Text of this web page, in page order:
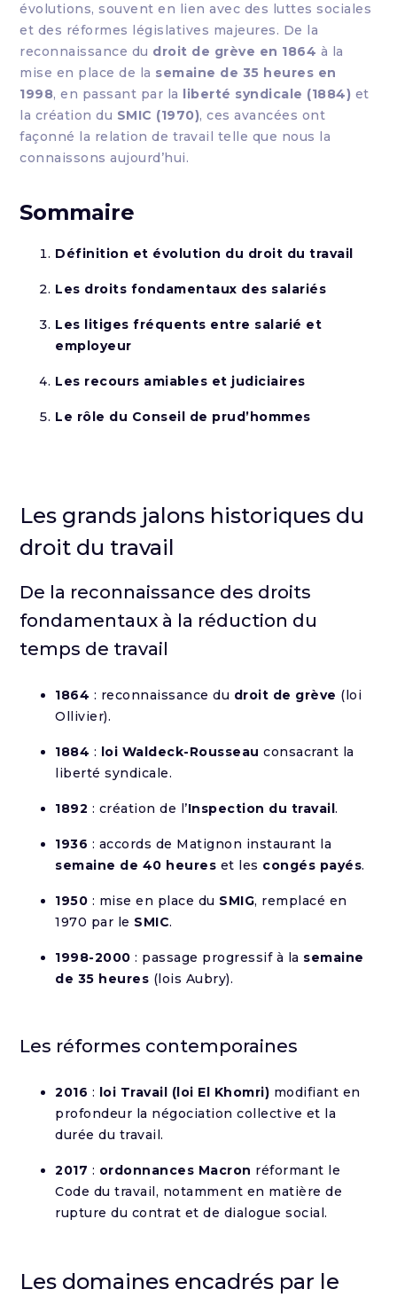
évolutions, souvent en lien avec des luttes sociales
et des réformes législatives majeures. De la
reconnaissance du droit de grève en 1864 à la
mise en place de la semaine de 35 heures en
1998, en passant par la liberté syndicale (1884) et
la création du SMIC (1970), ces avancées ont
façonné la relation de travail telle que nous la
connaissons aujourd’hui.
Sommaire
Définition et évolution du droit du travail
Les droits fondamentaux des salariés
Les litiges fréquents entre salarié et
employeur
Les recours amiables et judiciaires
Le rôle du Conseil de prud’hommes
Les grands jalons historiques du
droit du travail
De la reconnaissance des droits
fondamentaux à la réduction du
temps de travail
1864 : reconnaissance du droit de grève (loi
Ollivier).
1884 : loi Waldeck-Rousseau consacrant la
liberté syndicale.
1892 : création de l’Inspection du travail.
1936 : accords de Matignon instaurant la
semaine de 40 heures et les congés payés.
1950 : mise en place du SMIG, remplacé en
1970 par le SMIC.
1998-2000 : passage progressif à la semaine
de 35 heures (lois Aubry).
Les réformes contemporaines
2016 : loi Travail (loi El Khomri) modifiant en
profondeur la négociation collective et la
durée du travail.
2017 : ordonnances Macron réformant le
Code du travail, notamment en matière de
rupture du contrat et de dialogue social.
Les domaines encadrés par le